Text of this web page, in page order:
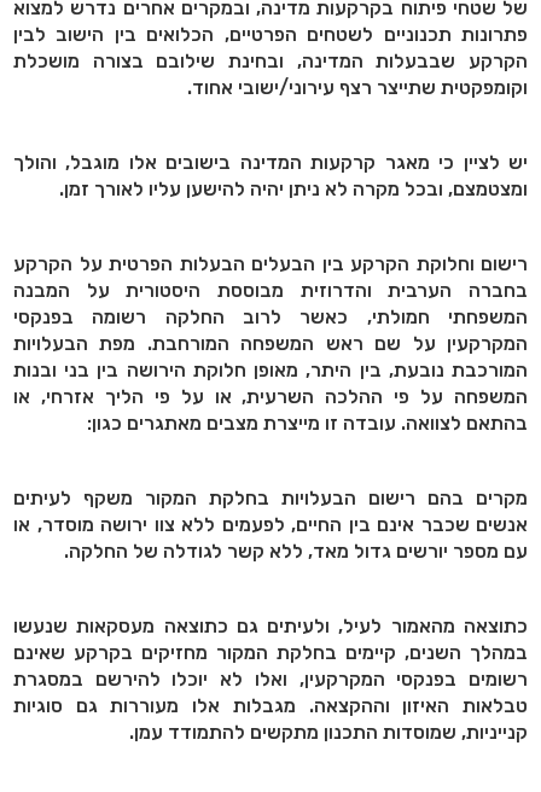
של שטחי פיתוח בקרקעות מדינה, ובמקרים אחרים נדרש למצוא
פתרונות תכנוניים לשטחים הפרטיים, הכלואים בין הישוב לבין
הקרקע שבבעלות המדינה, ובחינת שילובם בצורה מושכלת
וקומפקטית שתייצר רצף עירוני/ישובי אחוד.
יש לציין כי מאגר קרקעות המדינה בישובים אלו מוגבל, והולך
ומצטמצם, ובכל מקרה לא ניתן יהיה להישען עליו לאורך זמן.
רישום וחלוקת הקרקע בין הבעלים הבעלות הפרטית על הקרקע
בחברה הערבית והדרוזית מבוססת היסטורית על המבנה
המשפחתי חמולתי, כאשר לרוב החלקה רשומה בפנקסי
המקרקעין על שם ראש המשפחה המורחבת. מפת הבעלויות
המורכבת נובעת, בין היתר, מאופן חלוקת הירושה בין בני ובנות
המשפחה על פי ההלכה השרעית, או על פי הליך אזרחי, או
בהתאם לצוואה. עובדה זו מייצרת מצבים מאתגרים כגון:
מקרים בהם רישום הבעלויות בחלקת המקור משקף לעיתים
אנשים שכבר אינם בין החיים, לפעמים ללא צוו ירושה מוסדר, או
עם מספר יורשים גדול מאד, ללא קשר לגודלה של החלקה.
כתוצאה מהאמור לעיל, ולעיתים גם כתוצאה מעסקאות שנעשו
במהלך השנים, קיימים בחלקת המקור מחזיקים בקרקע שאינם
רשומים בפנקסי המקרקעין, ואלו לא יוכלו להירשם במסגרת
טבלאות האיזון וההקצאה. מגבלות אלו מעוררות גם סוגיות
קנייניות, שמוסדות התכנון מתקשים להתמודד עמן.